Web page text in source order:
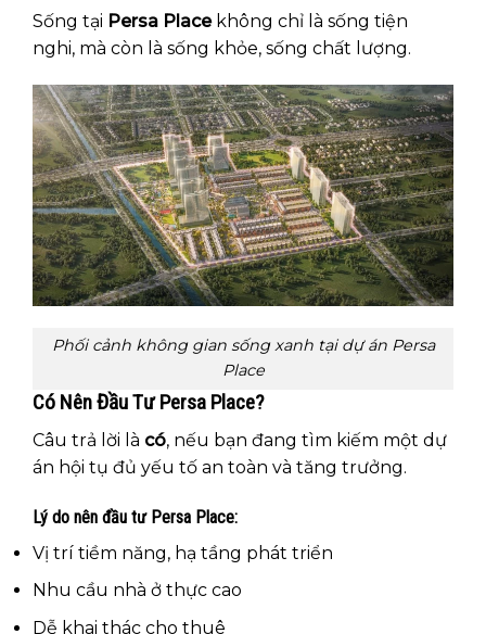
Sống tại Persa Placekhông chỉ là sống tiện
nghi, mà còn là sống khỏe, sống chất lượng.
Phối cảnh không gian sống xanh tại dự án Persa
Place
Có Nên Đầu Tư Persa Place?
Câu trả lời là có, nếu bạn đang tìm kiếm một dự
án hội tụ đủ yếu tố an toàn và tăng trưởng.
Lý do nên đầu tư Persa Place:
Vị trí tiềm năng, hạ tầng phát triển
Nhu cầu nhà ở thực cao
Dễ khai thác cho thuê